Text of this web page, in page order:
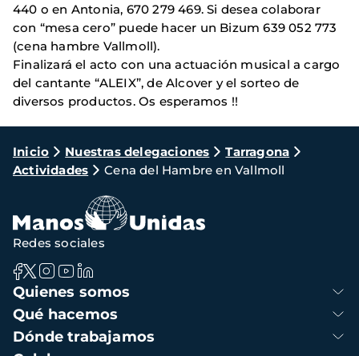
440 o en Antonia, 670 279 469. Si desea colaborar
con “mesa cero” puede hacer un Bizum 639 052 773
(cena hambre Vallmoll).
Finalizará el acto con una actuación musical a cargo
del cantante “ALEIX”, de Alcover y el sorteo de
diversos productos. Os esperamos !!
Ruta
de
navegación
Inicio Nuestras delegaciones
Tarragona
Actividades
Cena del Hambre en Vallmoll
Navegación
principal
Quienes somos
Qué hacemos
Dónde trabajamos
Redes sociales